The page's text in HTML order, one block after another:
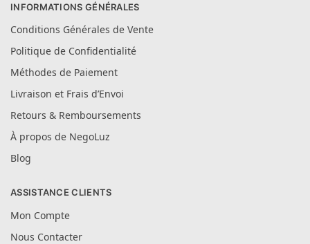
INFORMATIONS GÉNÉRALES
Conditions Générales de Vente
Politique de Confidentialité
Méthodes de Paiement
Livraison et Frais d’Envoi
Retours & Remboursements
À propos de NegoLuz
Blog
ASSISTANCE CLIENTS
Mon Compte
Nous Contacter